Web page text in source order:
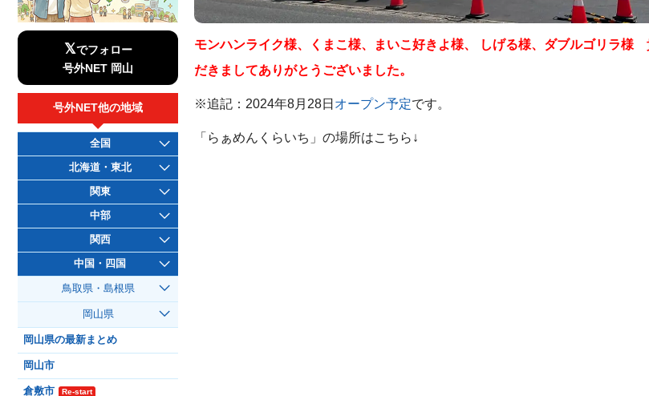
モンハンライク様、くまこ様、まいこ好きよ様、 しげる様、ダブルゴリラ様
だきましてありがとうございました。
※追記：2024年8月28日オープン予定です。
「らぁめんくらいち」の場所はこちら↓
𝕏でフォロー
号外NET 岡山
号外NET他の地域
全国
北海道・東北
関東
中部
関西
中国・四国
鳥取県・島根県
岡山県
岡山県の最新まとめ
岡山市
倉敷市 Re-start